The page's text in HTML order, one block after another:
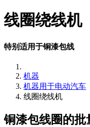
线圈绕线机
特别适用于铜漆包线
机器
机器用于电动汽车
线圈绕线机
铜漆包线圈的批